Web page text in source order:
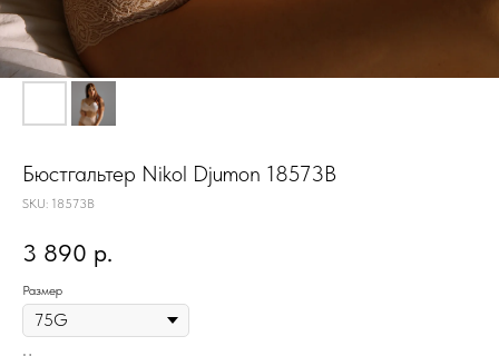
Бюстгальтер Nikol Djumon 18573B
SKU: 18573B
3 890 р.
Размер